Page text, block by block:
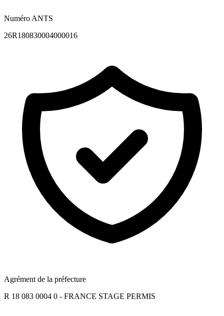
Numéro ANTS
26R180830004000016
Agrément de la préfecture
R 18 083 0004 0 - FRANCE STAGE PERMIS